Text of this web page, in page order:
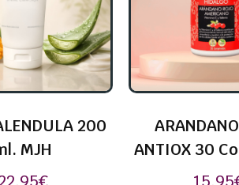
200
MJH
ANTIOX 30